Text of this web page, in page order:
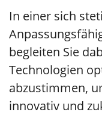
In einer sich
begleiten Sie
Technologien
abzustimmen,
innovativ und